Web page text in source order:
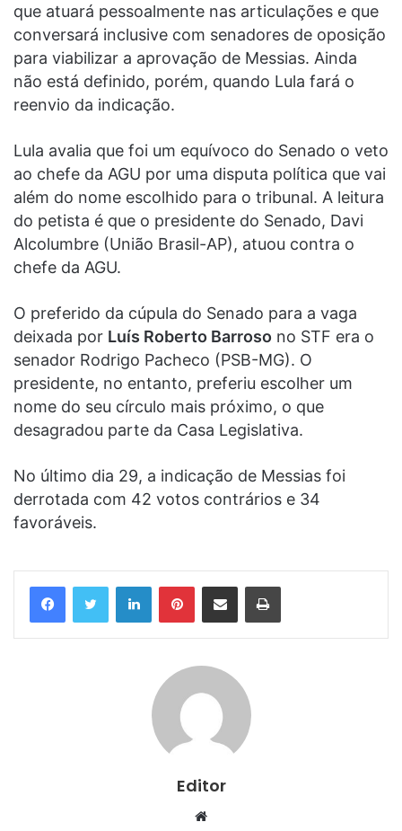
que atuará pessoalmente nas articulações e que
conversará inclusive com senadores de oposição
para viabilizar a aprovação de Messias. Ainda
não está definido, porém, quando Lula fará o
reenvio da indicação.
Lula avalia que foi um equívoco do Senado o veto
ao chefe da AGU por uma disputa política que vai
além do nome escolhido para o tribunal. A leitura
do petista é que o presidente do Senado, Davi
Alcolumbre (União Brasil-AP), atuou contra o
chefe da AGU.
O preferido da cúpula do Senado para a vaga
deixada por Luís Roberto Barroso no STF era o
senador Rodrigo Pacheco (PSB-MG). O
presidente, no entanto, preferiu escolher um
nome do seu círculo mais próximo, o que
desagradou parte da Casa Legislativa.
No último dia 29, a indicação de Messias foi
derrotada com 42 votos contrários e 34
favoráveis.
LinkedinPinterestCompartilhar via e-mail Imprimir
Editor
Website